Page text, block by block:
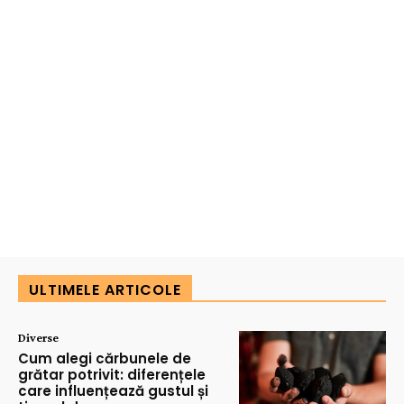
ULTIMELE ARTICOLE
Diverse
Cum alegi cărbunele de
grătar potrivit: diferențele
care influențează gustul și